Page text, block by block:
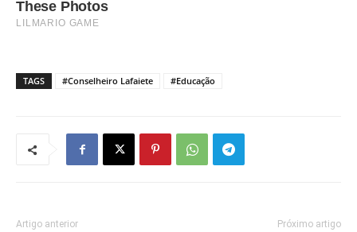
TAGS #Conselheiro Lafaiete #Educação
Artigo anterior Próximo artigo